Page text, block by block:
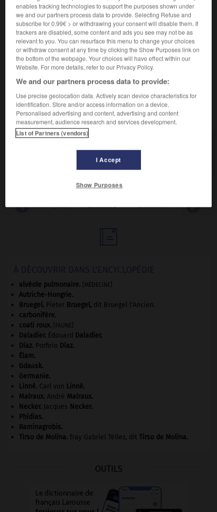
Synonyme :
conflit,contestation,démêlé,désaccord,discussion ,
dispute,dissension,litige,malentendu,querelle,
scène, tiraillement.– Littéraire :discorde.
Contraire :
accord, entente, harmonie.
VOUS CHERCHEZ PEUT-ÊTRE
Divergence d'opinions.
différencier (se) - différend - différent - différer
alvéole pulmonaire. [MÉDECINE]
Autriche-Hongrie.
Bruegel. Pieter Bruegel, dit Bruegel l'Ancien.
carbonifère.
coati roux. [FAUNE]
Daladier. Édouard Daladier.
Díaz. Porfirio Díaz.
Élam.
Gdańsk.
Germanie.
Linné. Carl von Linné.
Malraux. André Malraux.
Necker. Jacques Necker.
Phidias.
Raminagrobis.
Tirso de Molina. fray Gabriel Téllez, ditTirso de Molina.
OUTILS
enables tracking technologies to support the purposes shown under
we and our partners process data to provide. Selecting Refuse and
subscribe for 0.99€ > or withdrawing your consent will disable them. If
trackers are disabled, some content and ads you see may not be as
relevant to you. You can resurface this menu to change your choices
or withdraw consent at any time by clicking the Show Purposes link on
the bottom of the webpage. Your choices will have effect within our
Website. For more details, refer to our Privacy Policy.
We and our partners process data to provide:
Use precise geolocation data. Actively scan device characteristics for
identification. Store and/or access information on a device.
Personalised advertising and content, advertising and content
measurement, audience research and services development.
List of Partners (vendors)
I Accept
Show Purposes